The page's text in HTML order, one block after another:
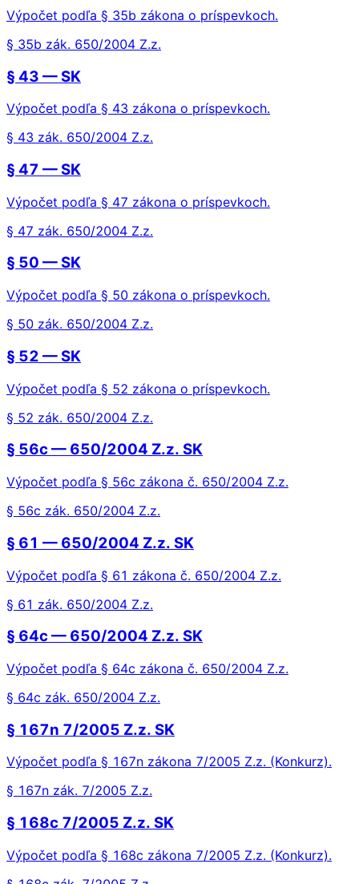
Výpočet podľa § 35b zákona o príspevkoch.
§ 35b zák. 650/2004 Z.z.
§ 43 — SK
Výpočet podľa § 43 zákona o príspevkoch.
§ 43 zák. 650/2004 Z.z.
§ 47 — SK
Výpočet podľa § 47 zákona o príspevkoch.
§ 47 zák. 650/2004 Z.z.
§ 50 — SK
Výpočet podľa § 50 zákona o príspevkoch.
§ 50 zák. 650/2004 Z.z.
§ 52 — SK
Výpočet podľa § 52 zákona o príspevkoch.
§ 52 zák. 650/2004 Z.z.
§ 56c — 650/2004 Z.z. SK
Výpočet podľa § 56c zákona č. 650/2004 Z.z.
§ 56c zák. 650/2004 Z.z.
§ 61 — 650/2004 Z.z. SK
Výpočet podľa § 61 zákona č. 650/2004 Z.z.
§ 61 zák. 650/2004 Z.z.
§ 64c — 650/2004 Z.z. SK
Výpočet podľa § 64c zákona č. 650/2004 Z.z.
§ 64c zák. 650/2004 Z.z.
§ 167n 7/2005 Z.z. SK
Výpočet podľa § 167n zákona 7/2005 Z.z. (Konkurz).
§ 167n zák. 7/2005 Z.z.
§ 168c 7/2005 Z.z. SK
Výpočet podľa § 168c zákona 7/2005 Z.z. (Konkurz).